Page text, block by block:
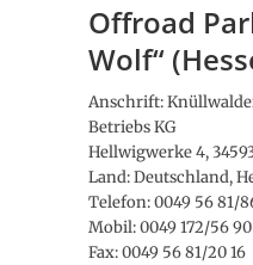
Offroad
Wolf“
Anschrift:
Betriebs KG
Hellwigwerke 4,
Land: Deutschland,
Telefon: 0049 56 81/
Mobil: 0049 172/56
Fax: 0049 56 81/20 16